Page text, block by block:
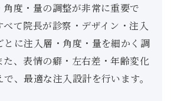
角度・量の調整が非常に重要で
て院長が診察・デザイン・注入
とに注入層・角度・量を細かく調
、表情の癖・左右差・年齢変化
、最適な注入設計を行います。